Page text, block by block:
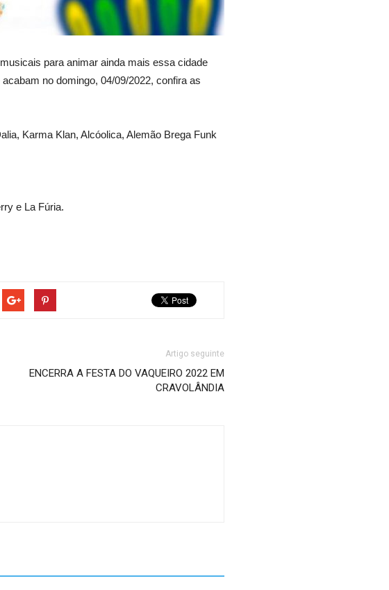
para animar ainda mais essa cidade
no domingo, 04/09/2022, confira as
Karma Klan, Alcóolica, Alemão Brega Funk
e La Fúria.
Artigo seguinte
ENCERRA A FESTA DO VAQUEIRO 2022 EM
CRAVOLÂNDIA